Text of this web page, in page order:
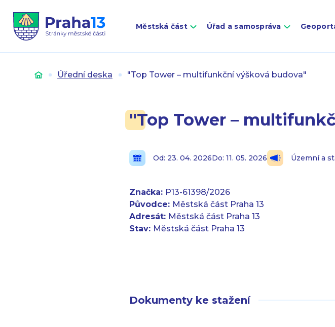
Městská část Úřad a samospráva
Úvod Úřední deska "Top Tower – multifunkční výšková budova"
"Top Tower –
Od: 23. 04. 2026Do: 11. 05. 2026 Územní a
Značka: P13-61398/2026
Původce: Městská část Praha 13
Adresát: Městská část Praha 13
Stav: Městská část Praha 13
Dokumenty ke stažení